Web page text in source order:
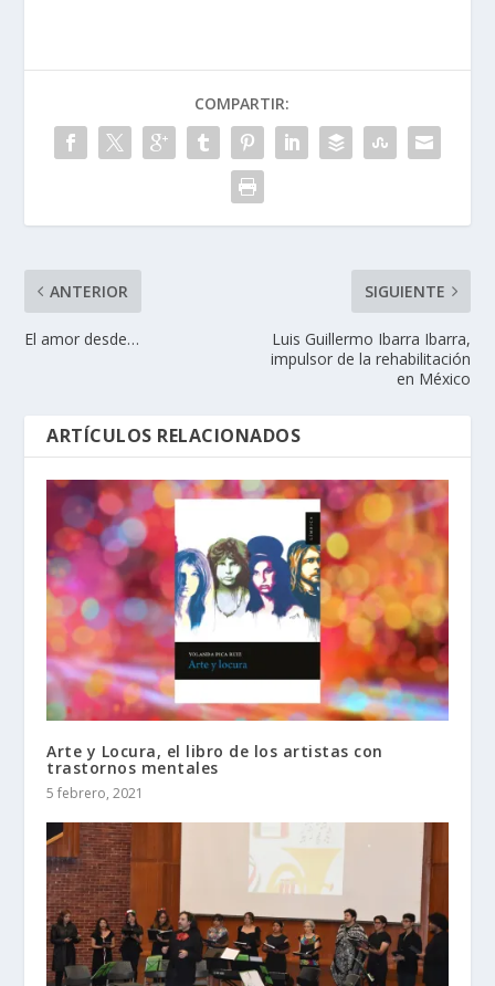
COMPARTIR:
ANTERIOR
El amor desde…
SIGUIENTE
Luis Guillermo Ibarra Ibarra,
impulsor de la rehabilitación
en México
ARTÍCULOS RELACIONADOS
Arte y Locura, el libro de los artistas con
trastornos mentales
5 febrero, 2021